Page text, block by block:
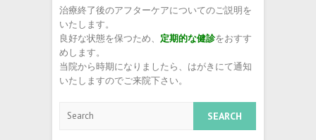
治療終了後のアフターケアについてのご説明を
いたします。
良好な状態を保つため、 定期的な健診をおすす
めします。
当院から時期になりましたら、はがきにて通知
いたしますのでご来院下さい。